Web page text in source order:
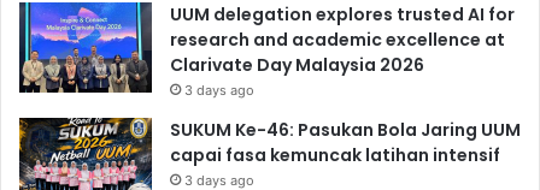
UUM delegation explores trusted AI for
research and academic excellence at
Clarivate Day Malaysia 2026
3 days ago
SUKUM Ke-46: Pasukan Bola Jaring UUM
capai fasa kemuncak latihan intensif
3 days ago